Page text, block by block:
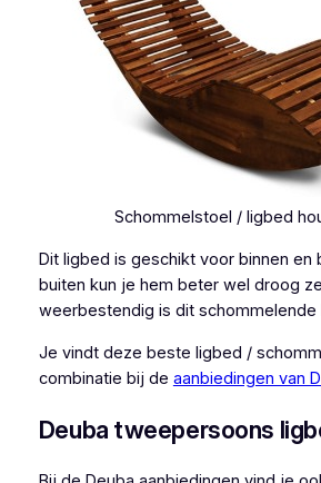
Schommelstoel / ligbed
Dit ligbed is geschikt voor binnen en
buiten kun je hem beter wel droog
weerbestendig is dit schommelende
Je vindt deze beste ligbed /
combinatie bij de aanbiedingen van
Deuba tweepersoons